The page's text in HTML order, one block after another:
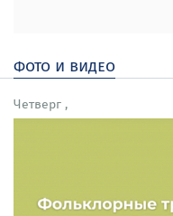
фото и видео
Четверг ,